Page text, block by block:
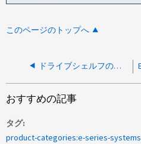
このページのトップへ
ドライブシェルフの警告LEDが点灯し、シェルフIDの桁数が点滅しています
おすすめの記事
タグ
product-categories:e-series-systems